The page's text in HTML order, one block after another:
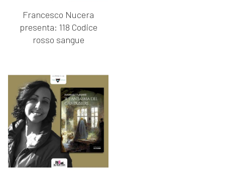
Francesco Nucera
presenta: 118 Codice
rosso sangue